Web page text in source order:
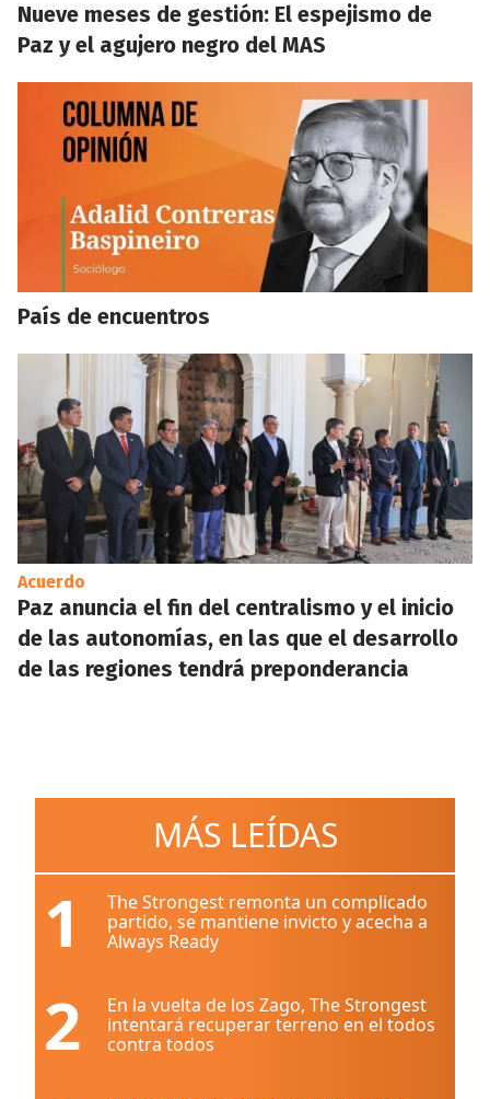
Nueve meses de gestión: El espejismo de
Paz y el agujero negro del MAS
País de encuentros
Acuerdo
Paz anuncia el fin del centralismo y el inicio
de las autonomías, en las que el desarrollo
de las regiones tendrá preponderancia
MÁS LEÍDAS
1
The Strongest remonta un complicado
partido, se mantiene invicto y acecha a
Always Ready
2
En la vuelta de los Zago, The Strongest
intentará recuperar terreno en el todos
contra todos